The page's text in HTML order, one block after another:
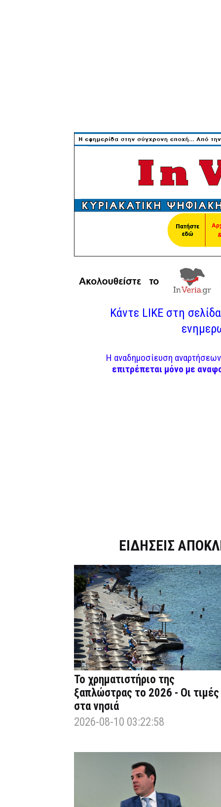
Κάντε LIKE στη
Η αναδημοσίευση
επιτρέπεται μόνο με
ΕΙΔΗΣΕΙΣ
Το χρηματιστήριο της
ξαπλώστρας το 2026 - Οι τιμές
στα νησιά
2026-08-10 03:22:58